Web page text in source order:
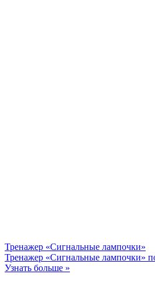
Тренажер «Сигнальные лампочки»
Тренажер «Сигнальные лампочки»
Узнать больше »